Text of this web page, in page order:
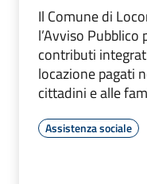
Il Comune di
l’Avviso Pubblico
contributi
locazione pagati
cittadini e alle
Assistenza sociale